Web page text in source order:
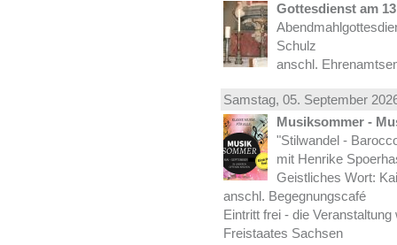
Gottesdienst am
Schulz
anschl.
Samstag, 05. September
Musiksommer -
"Stilwandel -
mit Henrike
Geistliches Wort:
anschl. Begegnungscafé
Eintritt frei - die
Freistaates Sachsen